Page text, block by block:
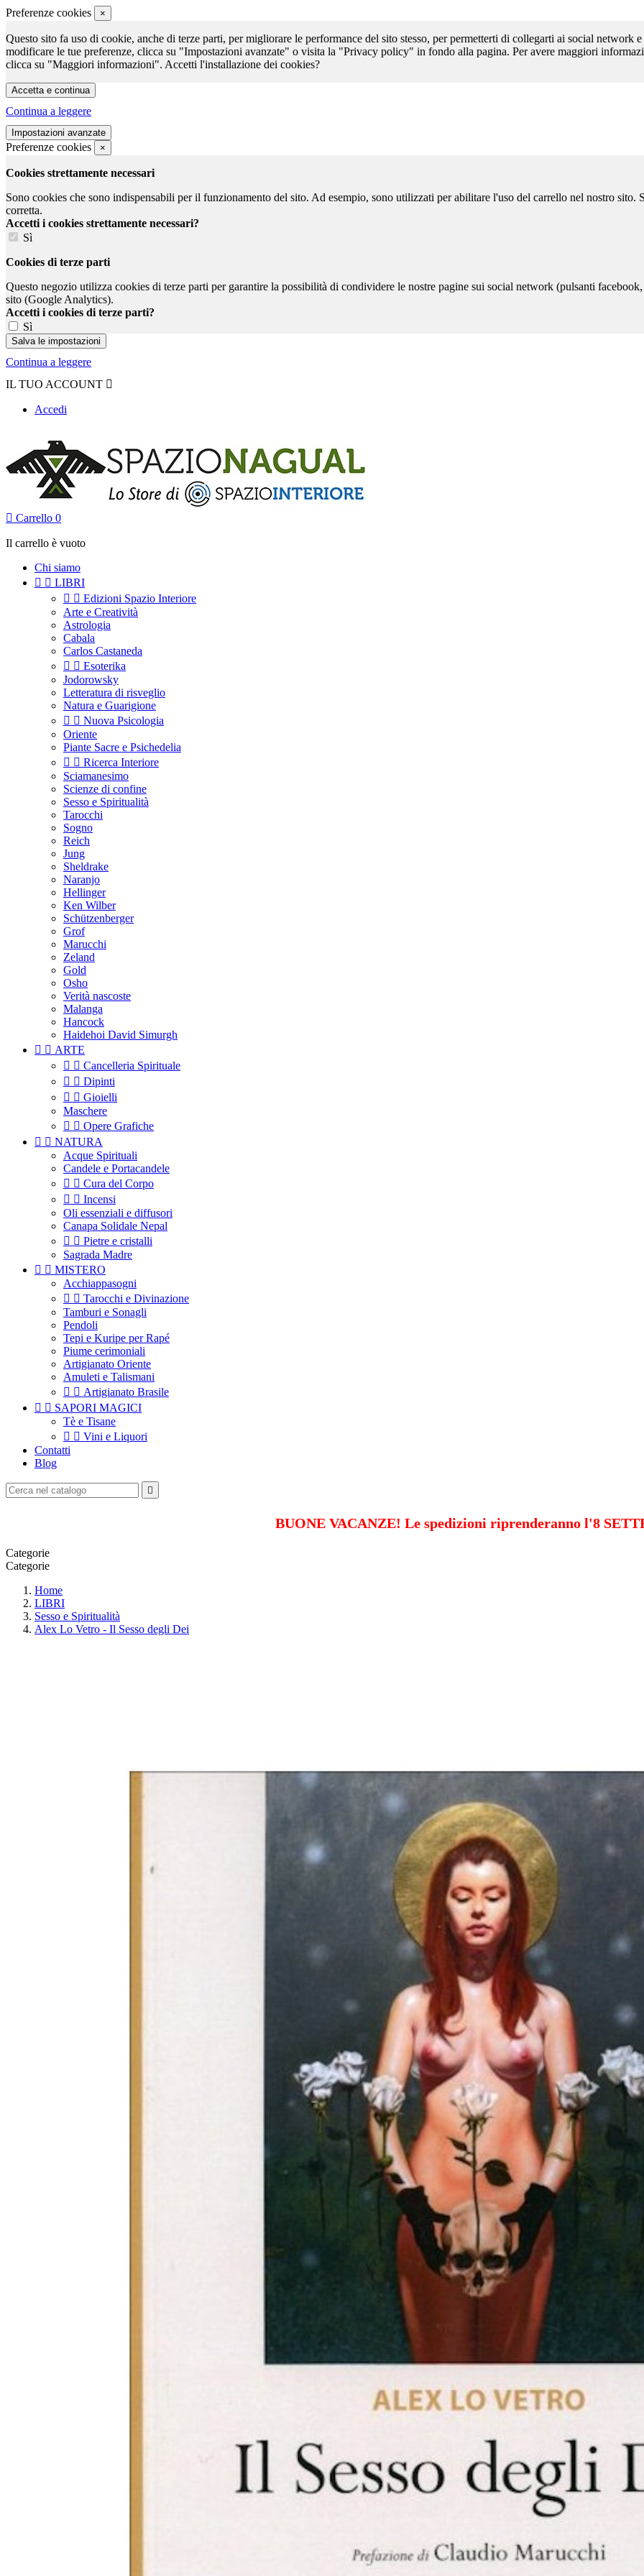
Preferenze cookies ×
Questo sito fa uso di cookie, anche di terze parti, per migliorare le performance del sito stesso, per permetterti di collegarti ai social network
modificare le tue preferenze, clicca su "Impostazioni avanzate" o visita la "Privacy policy" in fondo alla pagina. Per avere maggiori
clicca su "Maggiori informazioni". Accetti l'installazione dei cookies?
Continua a leggere
Preferenze cookies ×
Cookies strettamente necessari
Sono cookies che sono indispensabili per il funzionamento del sito. Ad esempio, sono utilizzati per abilitare l'uso del carrello nel nostro sito.
corretta.
Accetti i cookies strettamente necessari?
Sì
Cookies di terze parti
Questo negozio utilizza cookies di terze parti per garantire la possibilità di condividere le nostre pagine sui social network (pulsanti
sito (Google Analytics).
Accetti i cookies di terze parti?
Sì
Continua a leggere
IL TUO ACCOUNT 
Accedi
 Carrello 0
Il carrello è vuoto
Chi siamo
  LIBRI
  Edizioni Spazio Interiore
Arte e Creatività
Astrologia
Cabala
Carlos Castaneda
  Esoterika
Jodorowsky
Letteratura di risveglio
Natura e Guarigione
  Nuova Psicologia
Oriente
Piante Sacre e Psichedelia
  Ricerca Interiore
Sciamanesimo
Scienze di confine
Sesso e Spiritualità
Tarocchi
Sogno
Reich
Jung
Sheldrake
Naranjo
Hellinger
Ken Wilber
Schützenberger
Grof
Marucchi
Zeland
Gold
Osho
Verità nascoste
Malanga
Hancock
Haidehoi David Simurgh
  ARTE
  Cancelleria Spirituale
  Dipinti
  Gioielli
Maschere
  Opere Grafiche
  NATURA
Acque Spirituali
Candele e Portacandele
  Cura del Corpo
  Incensi
Oli essenziali e diffusori
Canapa Solidale Nepal
  Pietre e cristalli
Sagrada Madre
  MISTERO
Acchiappasogni
  Tarocchi e Divinazione
Tamburi e Sonagli
Pendoli
Tepi e Kuripe per Rapé
Piume cerimoniali
Artigianato Oriente
Amuleti e Talismani
  Artigianato Brasile
  SAPORI MAGICI
Tè e Tisane
  Vini e Liquori
Contatti
Blog

BUONE VACANZE! Le spedizioni riprenderanno l'8
Categorie
Categorie
Home
LIBRI
Sesso e Spiritualità
Alex Lo Vetro - Il Sesso degli Dei